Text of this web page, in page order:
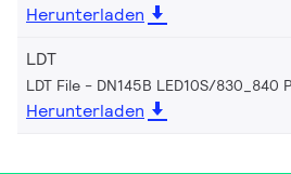
Herunterladen
LDT
LDT File - DN145B LED10S/830_840
Herunterladen